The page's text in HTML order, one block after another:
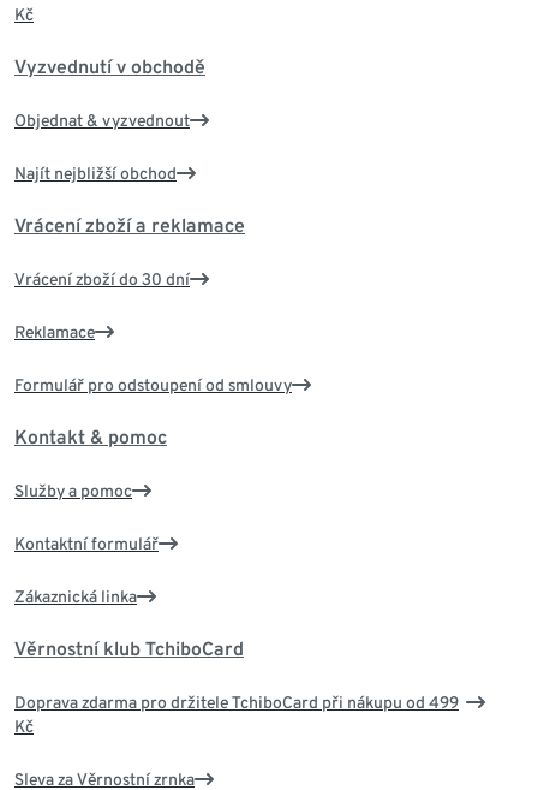
Kč
Vyzvednutí v obchodě
Objednat & vyzvednout
Najít nejbližší obchod
Vrácení zboží a reklamace
Vrácení zboží do 30 dní
Reklamace
Formulář pro odstoupení od smlouvy
Kontakt & pomoc
Služby a pomoc
Kontaktní formulář
Zákaznická linka
Věrnostní klub TchiboCard
Doprava zdarma pro držitele TchiboCard při nákupu od 499
Kč
Sleva za Věrnostní zrnka